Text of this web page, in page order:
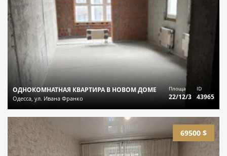
ОДНОКОМНАТНАЯ КВАРТИРА В НОВОМ ДОМЕ
Одесса, ул. Ивана Франко
Площа
22/12/3
ID
43965
69500 $